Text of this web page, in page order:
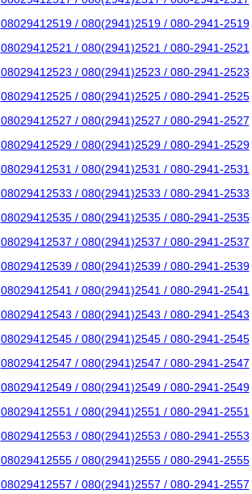
08029412519 / 080(2941)2519 / 080-2941-2519
08029412521 / 080(2941)2521 / 080-2941-2521
08029412523 / 080(2941)2523 / 080-2941-2523
08029412525 / 080(2941)2525 / 080-2941-2525
08029412527 / 080(2941)2527 / 080-2941-2527
08029412529 / 080(2941)2529 / 080-2941-2529
08029412531 / 080(2941)2531 / 080-2941-2531
08029412533 / 080(2941)2533 / 080-2941-2533
08029412535 / 080(2941)2535 / 080-2941-2535
08029412537 / 080(2941)2537 / 080-2941-2537
08029412539 / 080(2941)2539 / 080-2941-2539
08029412541 / 080(2941)2541 / 080-2941-2541
08029412543 / 080(2941)2543 / 080-2941-2543
08029412545 / 080(2941)2545 / 080-2941-2545
08029412547 / 080(2941)2547 / 080-2941-2547
08029412549 / 080(2941)2549 / 080-2941-2549
08029412551 / 080(2941)2551 / 080-2941-2551
08029412553 / 080(2941)2553 / 080-2941-2553
08029412555 / 080(2941)2555 / 080-2941-2555
08029412557 / 080(2941)2557 / 080-2941-2557